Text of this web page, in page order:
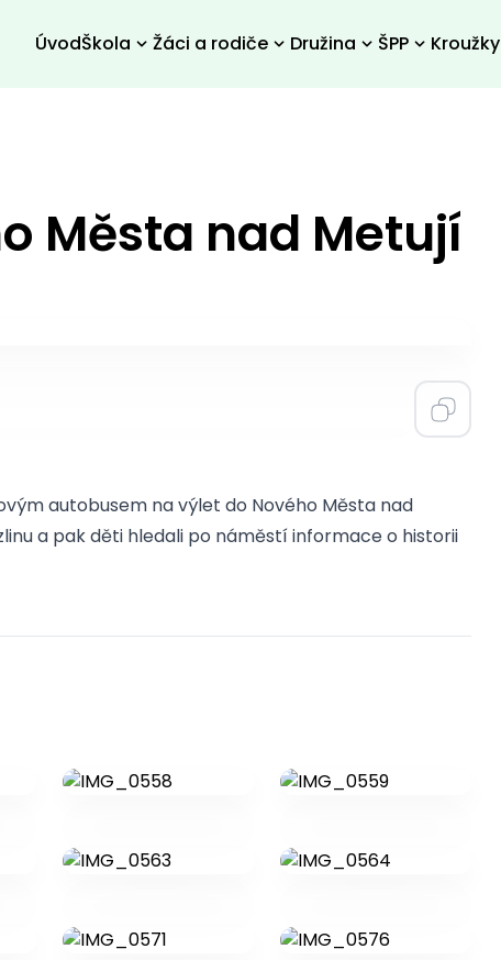
ÚvodŠkola Žáci a rodiče Družina ŠPP Kroužky
Města nad Metují
autobusem na výlet do Nového Města nad
a pak děti hledali po náměstí informace o historii